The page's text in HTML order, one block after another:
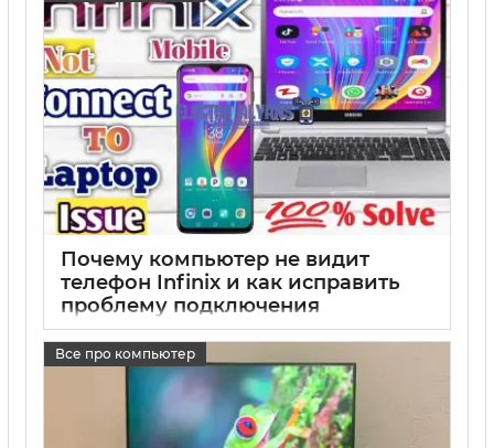
Почему компьютер не видит
телефон Infinix и как исправить
проблему подключения
Все про компьютер